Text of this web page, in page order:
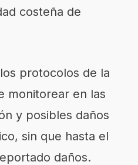
costeña de
protocolos de la
monitorear en las
y posibles daños
sin que hasta el
daños.